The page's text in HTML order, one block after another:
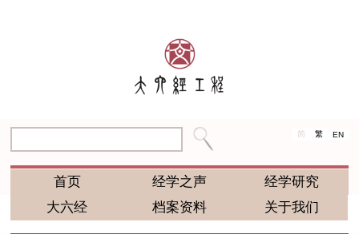
简 繁 EN
首页 经学之声
经学研究
大六经
档案资料 关于我们